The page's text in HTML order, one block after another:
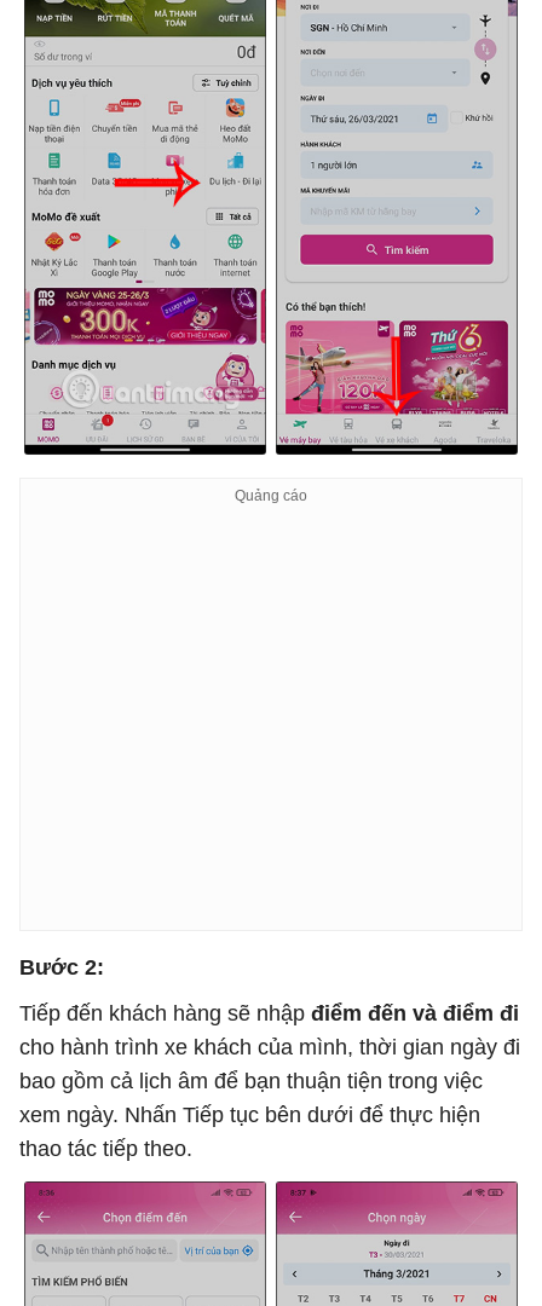
Bước 2:
Tiếp đến khách hàng sẽ nhập điểm đến và điểm đi
cho hành trình xe khách của mình, thời gian ngày đi
bao gồm cả lịch âm để bạn thuận tiện trong việc
xem ngày. Nhấn Tiếp tục bên dưới để thực hiện
thao tác tiếp theo.